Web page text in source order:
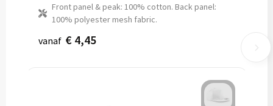
Front panel & peak: 100% cotton. Back panel:
100% polyester mesh fabric.
vanaf € 4,45